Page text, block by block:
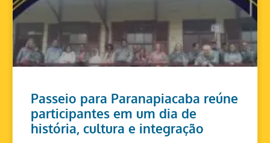
Passeio para Paranapiacaba reúne
participantes em um dia de
história, cultura e integração